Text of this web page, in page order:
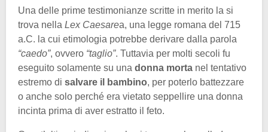
Una delle prime testimonianze scritte in merito la si
trova nella Lex Caesarea, una legge romana del 715
a.C. la cui etimologia potrebbe derivare dalla parola
“caedo”, ovvero “taglio”. Tuttavia per molti secoli fu
eseguito solamente su una donna morta nel tentativo
estremo di salvare il bambino, per poterlo battezzare
o anche solo perché era vietato seppellire una donna
incinta prima di aver estratto il feto.